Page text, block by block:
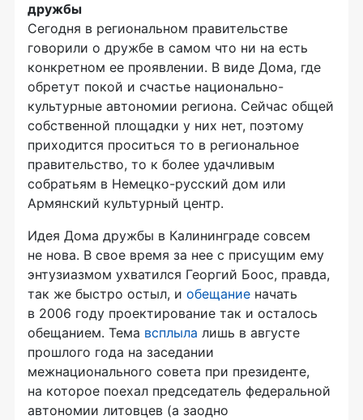
дружбы
Сегодня в региональном правительстве
говорили о дружбе в самом что ни на есть
конкретном ее проявлении. В виде Дома, где
обретут покой и счастье национально-
культурные автономии региона. Сейчас общей
собственной площадки у них нет, поэтому
приходится проситься то в региональное
правительство, то к более удачливым
собратьям в Немецко-русский дом или
Армянский культурный центр.
Идея Дома дружбы в Калининграде совсем
не нова. В свое время за нее с присущим ему
энтузиазмом ухватился Георгий Боос, правда,
так же быстро остыл, и обещание начать
в 2006 году проектирование так и осталось
обещанием. Тема всплыла лишь в августе
прошлого года на заседании
межнационального совета при президенте,
на которое поехал председатель федеральной
автономии литовцев (а заодно